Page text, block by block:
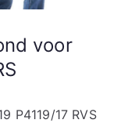
voor
P4119/17 RVS